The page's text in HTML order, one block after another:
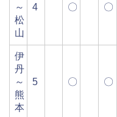
～
松
山
4 〇 〇
伊
丹
～
熊
本
5 〇 〇